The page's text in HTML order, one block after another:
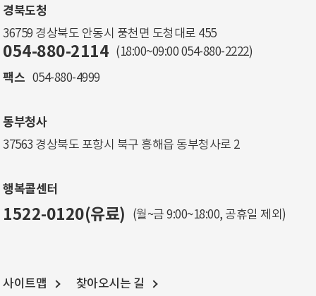
경북도청
36759 경상북도 안동시 풍천면 도청대로 455
054-880-2114 (18:00~09:00 054-880-2222)
팩스 054-880-4999
동부청사
37563 경상북도 포항시 북구 흥해읍 동부청사로 2
행복콜센터
1522-0120(유료) (월~금 9:00~18:00, 공휴일 제외)
사이트맵 찾아오시는 길